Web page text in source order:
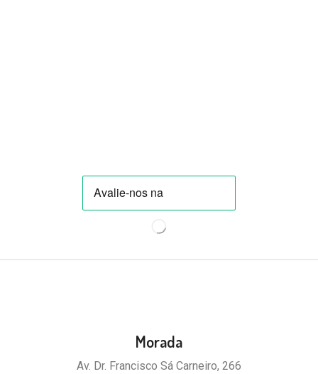
Morada
Av. Dr. Francisco Sá Carneiro, 266